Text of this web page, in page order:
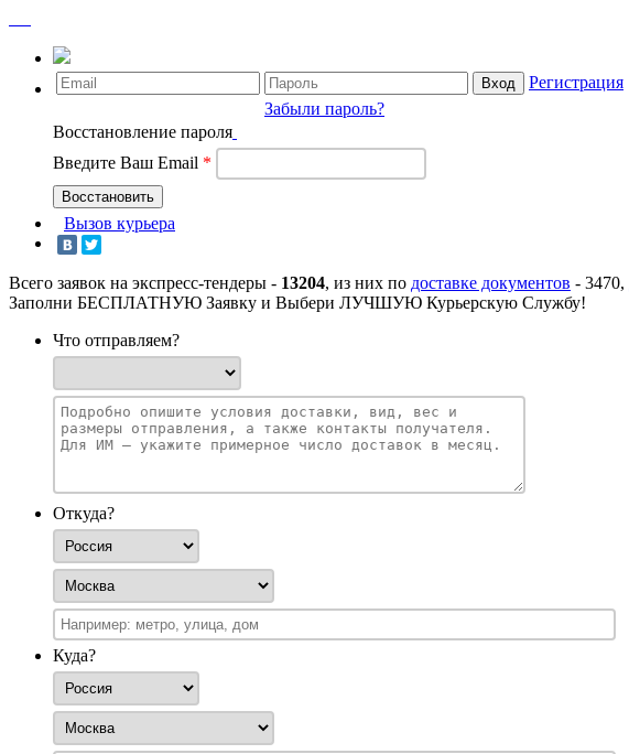
Регистрация
Забыли пароль?
Восстановление пароля
Введите Ваш Email *
Вызов курьера
Всего заявок на экспресс-тендеры - 13204, из них по доставке документов - 3470,
Заполни БЕСПЛАТНУЮ Заявку и Выбери ЛУЧШУЮ Курьерскую Службу!
Что отправляем?
Откуда?
Куда?